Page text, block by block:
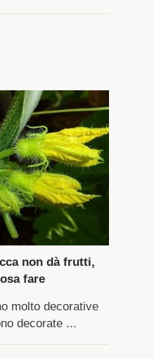
non dà frutti,
fare
molto decorative
decorate ...